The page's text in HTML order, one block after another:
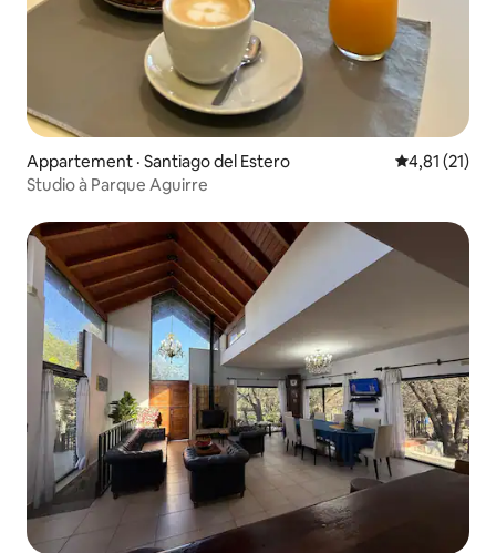
Appartement · Santiago del Estero Note
4,81 (21)
Studio à Parque Aguirre